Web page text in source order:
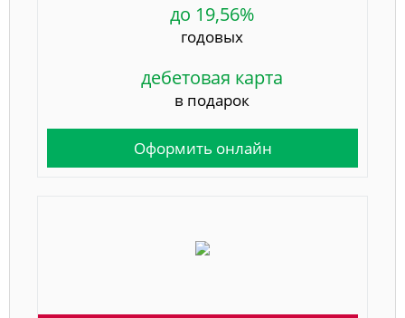
до 19,56%
годовых
дебетовая карта
в подарок
Оформить онлайн